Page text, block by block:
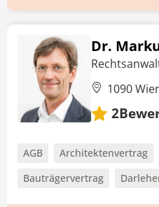
Dr.
1090
2
AGB Architektenvertrag
Bauträgervertrag